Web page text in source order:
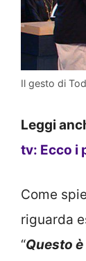
Il gesto di
Leggi
tv: Ecco i
Come
riguarda
“Questo